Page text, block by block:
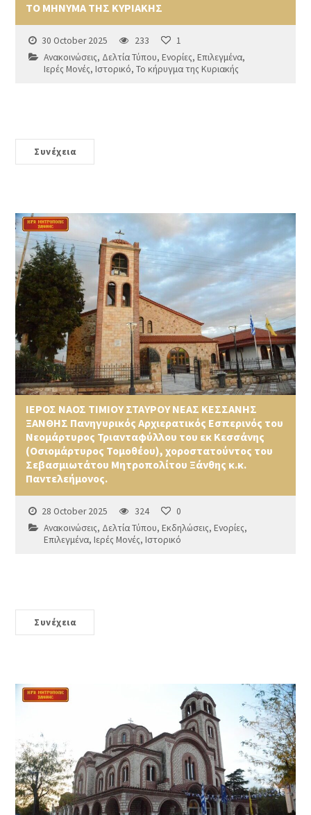
ΤΟ ΜΗΝΥΜΑ ΤΗΣ ΚΥΡΙΑΚΗΣ
30 October 2025 233
1
Ανακοινώσεις, Δελτία Τύπου,Ενορίες,Επιλεγμένα,
Ιερές Μονές,Ιστορικό,Το κήρυγμα της Κυριακής
Συνέχεια
ΙΕΡΟΣ ΝΑΟΣ ΤΙΜΙΟΥ ΣΤΑΥΡΟΥ ΝΕΑΣ ΚΕΣΣΑΝΗΣ
ΞΑΝΘΗΣ Πανηγυρικός Αρχιερατικός Εσπερινός του
Νεομάρτυρος Τριανταφύλλου του εκ Κεσσάνης
(Οσιομάρτυρος Τομοθέου), χοροστατούντος του
Σεβασμιωτάτου Μητροπολίτου Ξάνθης κ.κ.
Παντελεήμονος.
28 October 2025 324
0
Ανακοινώσεις, Δελτία Τύπου,Εκδηλώσεις,Ενορίες,
Επιλεγμένα,Ιερές Μονές,Ιστορικό
Συνέχεια